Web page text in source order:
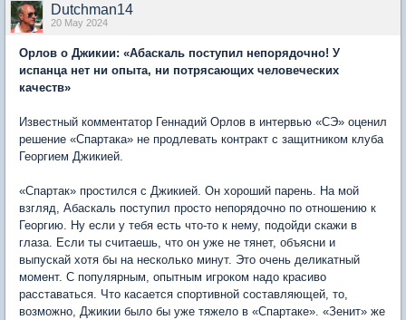
Dutchman14
20 May 2024
Орлов о Джикии: «Абаскаль поступил непорядочно! У
испанца нет ни опыта, ни потрясающих человеческих
качеств»
Известный комментатор Геннадий Орлов в интервью «СЭ» оценил
решение «Спартака» не продлевать контракт с защитником клуба
Георгием Джикией.
«Спартак» простился с Джикией. Он хороший парень. На мой
взгляд, Абаскаль поступил просто непорядочно по отношению к
Георгию. Ну если у тебя есть что-то к нему, подойди скажи в
глаза. Если ты считаешь, что он уже не тянет, объясни и
выпускай хотя бы на несколько минут. Это очень деликатный
момент. С популярным, опытным игроком надо красиво
расставаться. Что касается спортивной составляющей, то,
возможно, Джикии было бы уже тяжело в «Спартаке». «Зенит» же